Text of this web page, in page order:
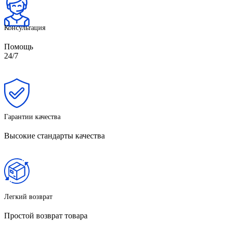
Консультация
Помощь
24/7
Гарантии качества
Высокие стандарты качества
Легкий возврат
Простой возврат товара